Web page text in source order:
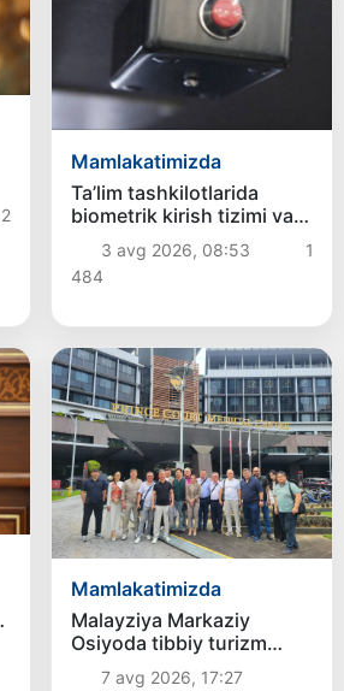
2
Mamlakatimizda
Ta’lim tashkilotlarida
biometrik kirish tizimi va
“tashvish” tugmalari joriy
etiladi3 avg 2026, 08:53
1
484
Mamlakatimizda
Malayziya Markaziy
Osiyoda tibbiy turizm
yoʻnalishi sifatidagi
7 avg 2026, 17:27